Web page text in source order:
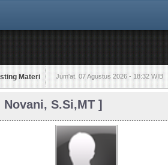
Materi Jum'at. 07 Agustus 2026 - 18:32 WIB
S.Si,MT ]